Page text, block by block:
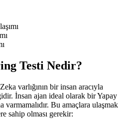
Testi Nedir?
varlığının bir insan aracıyla
İnsan ajan ideal olarak bir Yapay
varmamalıdır. Bu amaçlara ulaşmak
sahip olması gerekir: